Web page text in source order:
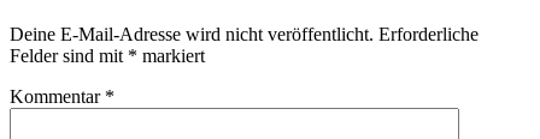
Deine E-Mail-Adresse wird nicht veröffentlicht. Erforderliche
Felder sind mit * markiert
Kommentar *